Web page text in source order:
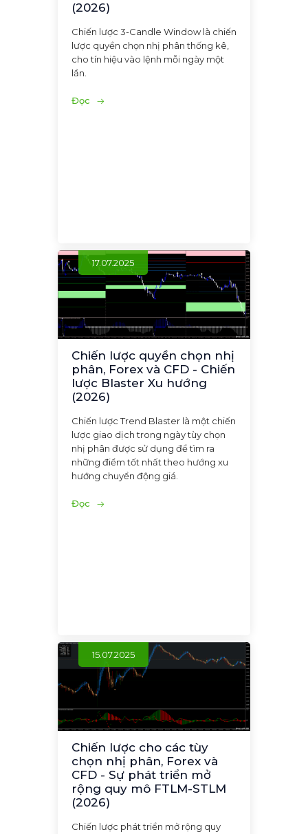
(2026)
Chiến lược 3-Candle Window là chiến
lược quyền chọn nhị phân thống kê,
cho tín hiệu vào lệnh mỗi ngày một
lần.
Đọc
17.07.2025
Chiến lược quyền chọn nhị
phân, Forex và CFD - Chiến
lược Blaster Xu hướng
(2026)
Chiến lược Trend Blaster là một chiến
lược giao dịch trong ngày tùy chọn
nhị phân được sử dụng để tìm ra
những điểm tốt nhất theo hướng xu
hướng chuyển động giá.
Đọc
15.07.2025
Chiến lược cho các tùy
chọn nhị phân, Forex và
CFD - Sự phát triển mở
rộng quy mô FTLM-STLM
(2026)
Chiến lược phát triển mở rộng quy